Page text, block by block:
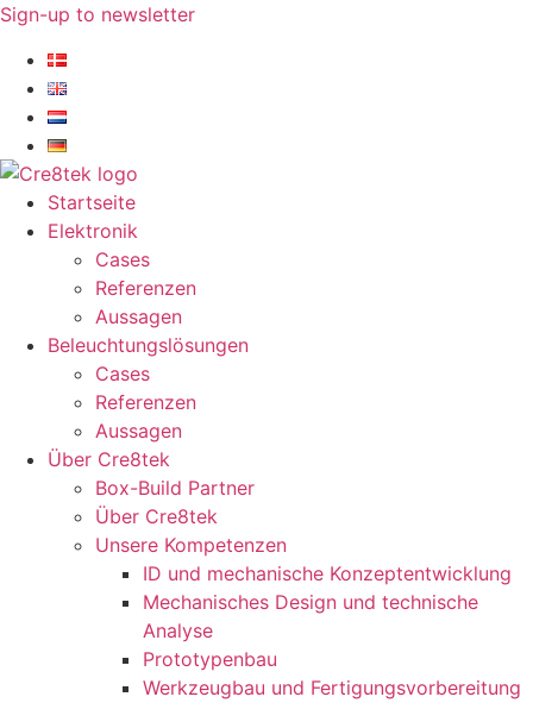
Zum
springen
Sign-up to newsletter​
Startseite
Elektronik
Cases
Referenzen
Aussagen
Beleuchtungslösungen
Cases
Referenzen
Aussagen
Über Cre8tek
Box-Build Partner
Über Cre8tek
Unsere Kompetenzen
ID und mechanische Konzeptentwicklung
Mechanisches Design und technische
Analyse
Prototypenbau
Werkzeugbau und Fertigungsvorbereitung